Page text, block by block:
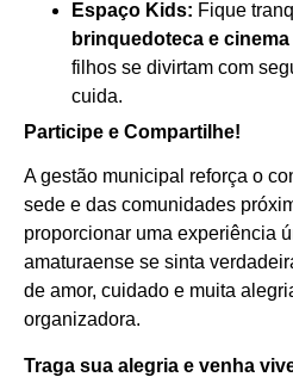
Espaço Kids: Fique
brinquedoteca e cinema
filhos se divirtam com
cuida.
Participe e Compartilhe!
A gestão municipal reforça o
sede e das comunidades
proporcionar uma experiência
amaturaense se sinta
de amor, cuidado e muita
organizadora.
Traga sua alegria e venha